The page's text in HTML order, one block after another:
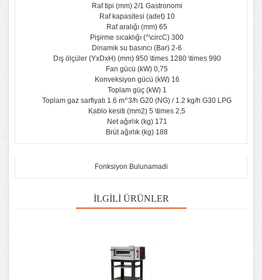
Raf tipi (mm) 2/1 Gastronomi
Raf kapasitesi (adet) 10
Raf aralığı (mm) 65
Pişirme sıcaklığı (^\circC) 300
Dinamik su basıncı (Bar) 2-6
Dış ölçüler (YxDxH) (mm) 950 \times 1280 \times 990
Fan gücü (kW) 0,75
Konveksiyon gücü (kW) 16
Toplam güç (kW) 1
Toplam gaz sarfiyatı 1.6 m^3/h G20 (NG) / 1.2 kg/h G30 LPG
Kablo kesiti (mm2) 5 \times 2,5
Net ağırlık (kg) 171
Brüt ağırlık (kg) 188
Fonksiyon Bulunamadi
İLGILI ÜRÜNLER